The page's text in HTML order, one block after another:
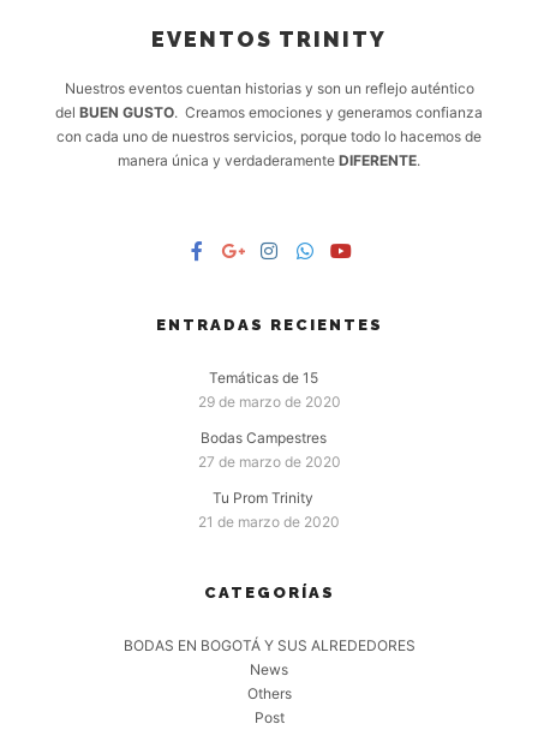
EVENTOS TRINITY
Nuestros eventos cuentan historias y son un reflejo auténtico
del BUEN GUSTO. Creamos emociones y generamos confianza
con cada uno de nuestros servicios, porque todo lo hacemos de
manera única y verdaderamente DIFERENTE.
ENTRADAS RECIENTES
Temáticas de 15
29 de marzo de 2020
Bodas Campestres
27 de marzo de 2020
Tu Prom Trinity
21 de marzo de 2020
CATEGORÍAS
BODAS EN BOGOTÁ Y SUS ALREDEDORES
News
Others
Post